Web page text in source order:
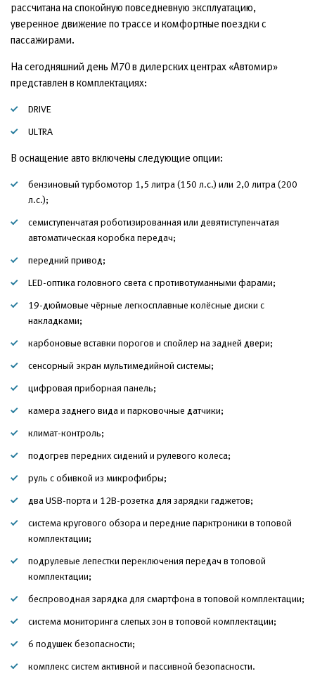
рассчитана на спокойную повседневную эксплуатацию,
уверенное движение по трассе и комфортные поездки с
пассажирами.
На сегодняшний день М70 в дилерских центрах «Автомир»
представлен в комплектациях:
DRIVE
ULTRA
В оснащение авто включены следующие опции:
бензиновый турбомотор 1,5 литра (150 л.с.) или 2,0 литра (200
л.с.);
семиступенчатая роботизированная или девятиступенчатая
автоматическая коробка передач;
передний привод;
LED-оптика головного света с противотуманными фарами;
19-дюймовые чёрные легкосплавные колёсные диски с
накладками;
карбоновые вставки порогов и спойлер на задней двери;
сенсорный экран мультимедийной системы;
цифровая приборная панель;
камера заднего вида и парковочные датчики;
климат-контроль;
подогрев передних сидений и рулевого колеса;
руль с обивкой из микрофибры;
два USB-порта и 12В-розетка для зарядки гаджетов;
система кругового обзора и передние парктроники в топовой
комплектации;
подрулевые лепестки переключения передач в топовой
комплектации;
беспроводная зарядка для смартфона в топовой комплектации;
система мониторинга слепых зон в топовой комплектации;
6 подушек безопасности;
комплекс систем активной и пассивной безопасности.